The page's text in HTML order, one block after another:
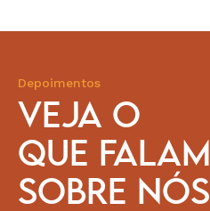
Depoimentos
VEJA O
QUE FALAM
SOBRE NÓS